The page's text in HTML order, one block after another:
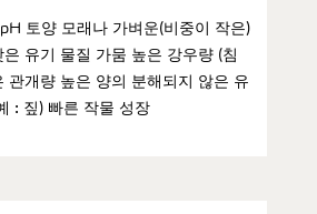
토양 모래나 가벼운(비중이 작은)
은 유기 물질 가뭄 높은 강우량 (침
관개량 높은 양의 분해되지 않은 유
: 짚) 빠른 작물 성장